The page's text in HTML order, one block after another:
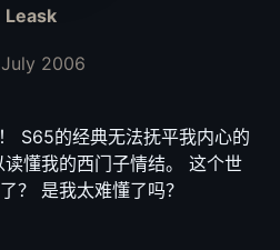
Leask
2006
S65的经典无法抚平我内心的
懂我的西门子情结。 这个世
？ 是我太难懂了吗？